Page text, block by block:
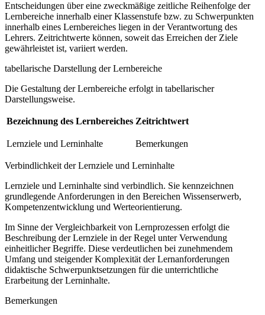
Entscheidungen über eine zweckmäßige zeitliche Reihenfolge der
Lernbereiche innerhalb einer Klassenstufe bzw. zu Schwerpunkten
innerhalb eines Lernbereiches liegen in der Verantwortung des
Lehrers. Zeitrichtwerte können, soweit das Erreichen der Ziele
gewährleistet ist, variiert werden.
tabellarische Darstellung der Lernbereiche
Die Gestaltung der Lernbereiche erfolgt in tabellarischer
Darstellungsweise.
Bezeichnung des Lernbereiches Zeitrichtwert
Lernziele und Lerninhalte Bemerkungen
Verbindlichkeit der Lernziele und Lerninhalte
Lernziele und Lerninhalte sind verbindlich. Sie kennzeichnen
grundlegende Anforderungen in den Bereichen Wissenserwerb,
Kompetenzentwicklung und Werteorientierung.
Im Sinne der Vergleichbarkeit von Lernprozessen erfolgt die
Beschreibung der Lernziele in der Regel unter Verwendung
einheitlicher Begriffe. Diese verdeutlichen bei zunehmendem
Umfang und steigender Komplexität der Lernanforderungen
didaktische Schwerpunktsetzungen für die unterrichtliche
Erarbeitung der Lerninhalte.
Bemerkungen